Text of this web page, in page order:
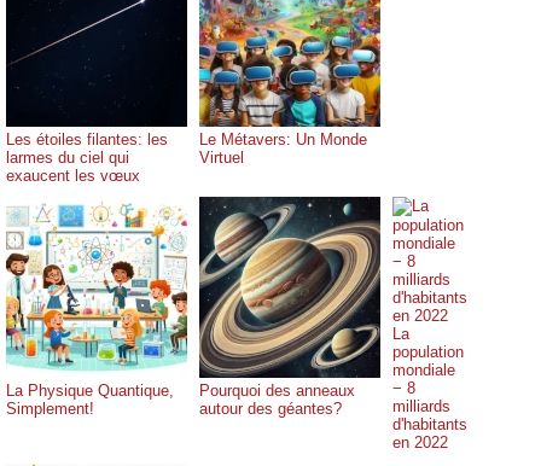
Les étoiles filantes: les
larmes du ciel qui
exaucent les vœux
Le Métavers: Un Monde
Virtuel
La Physique Quantique,
Simplement!
Pourquoi des anneaux
autour des géantes?
La
population
mondiale
− 8
milliards
d'habitants
en 2022